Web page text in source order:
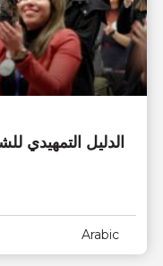
الدليل التمهيدي
Arabic